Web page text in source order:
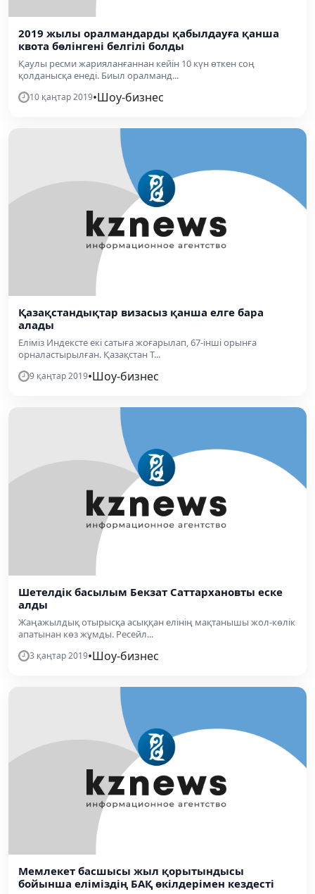
2019 жылы оралмандарды қабылдауға қанша
квота бөлінгені белгілі болды
Қаулы ресми жарияланғаннан кейін 10 күн өткен соң
қолданысқа енеді. Биыл оралманд...
10 қаңтар 2019•Шоу-бизнес
Қазақстандықтар визасыз қанша елге бара
алады
Еліміз Индексте екі сатыға жоғарылап, 67-інші орынға
орналастырылған. Қазақстан Т...
9 қаңтар 2019•Шоу-бизнес
Шетелдік басылым Бекзат Саттархановты еске
алды
Жаңажылдық отырысқа асыққан елінің мақтанышы жол-көлік
апатынан көз жұмды. Ресейл...
3 қаңтар 2019•Шоу-бизнес
Мемлекет басшысы жыл қорытындысы
бойынша еліміздің БАҚ өкілдерімен кездесті